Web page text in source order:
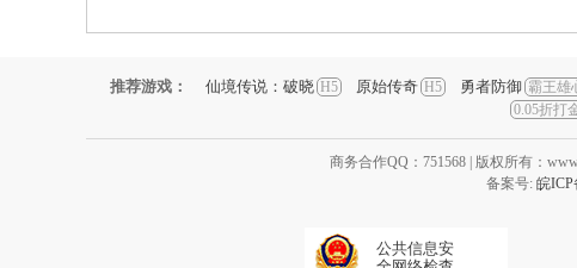
推荐游戏： 仙境传说：破晓 H5 原始传奇 H5 勇者防御 霸王雄
0.05折打
商务合作QQ：751568 | 版权所有：
备案号: 皖ICP
公共信息安